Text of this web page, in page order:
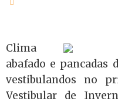
Clima
abafado e pancadas
vestibulandos no
Vestibular de